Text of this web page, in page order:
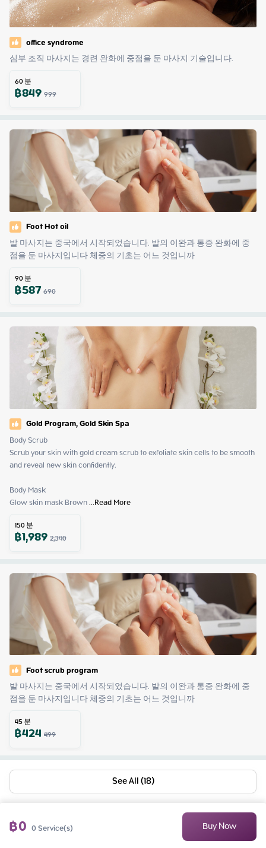
office syndrome
심부 조직 마사지는 경련 완화에 중점을 둔 마사지 기술입니다.
60분
฿849999
Foot Hot oil
발 마사지는 중국에서 시작되었습니다. 발의 이완과 통증 완화에 중
점을 둔 마사지입니다 체중의 기초는 어느 것입니까
90분
฿587690
Gold Program, Gold Skin Spa
Body Scrub
Scrub your skin with gold cream scrub to exfoliate skin cells to be smooth
and reveal new skin confidently.
Body Mask
Glow skin mask Brown ...Read More
150분
฿1,9892,340
Foot scrub program
발 마사지는 중국에서 시작되었습니다. 발의 이완과 통증 완화에 중
점을 둔 마사지입니다 체중의 기초는 어느 것입니까
45분
฿424 499
See All (18)
฿0 0Service(s) Buy Now